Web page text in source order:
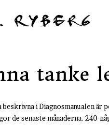
tanke
beskrivna i Diagnosmanualen
de senaste månaderna.